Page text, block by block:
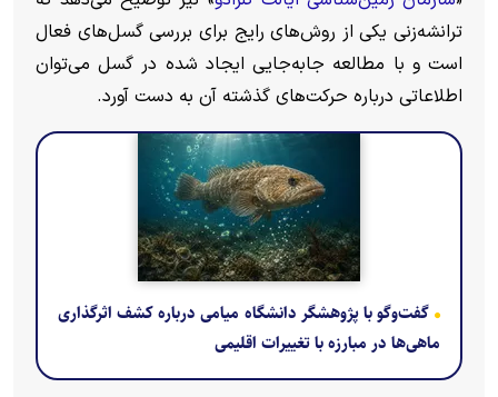
ترانشه‌زنی یکی از روش‌های رایج برای بررسی گسل‌های فعال
است و با مطالعه جابه‌جایی ایجاد شده در گسل می‌توان
اطلاعاتی درباره حرکت‌های گذشته آن به دست آورد.
گفت‌وگو با پژوهشگر دانشگاه میامی درباره کشف اثرگذاری
ماهی‌ها در مبارزه با تغییرات اقلیمی